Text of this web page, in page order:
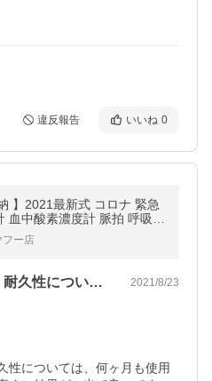
違反報告 いいね 0
】2021最新式 コロナ 緊急
説明書付き
フー店
デザインは、良いです。耐久性については… 2021/8/23
性については、何ヶ月も使用